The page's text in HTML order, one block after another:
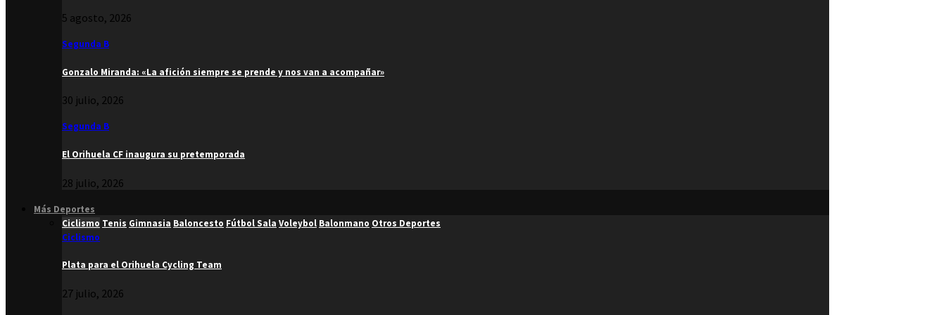
5 agosto, 2026
Segunda B
Gonzalo Miranda: «La afición siempre se prende y nos van a acompañar»
30 julio, 2026
Segunda B
El Orihuela CF inaugura su pretemporada
28 julio, 2026
Más Deportes
Ciclismo Tenis Gimnasia Baloncesto Fútbol Sala Voleybol Balonmano Otros Deportes
Ciclismo
Plata para el Orihuela Cycling Team
27 julio, 2026